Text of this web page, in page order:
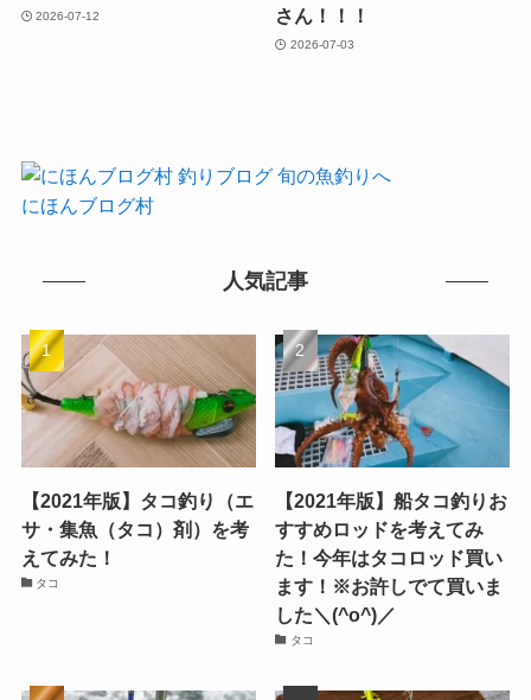
2026-07-12
さん！！！
2026-07-03
にほんブログ村
人気記事
【2021年版】タコ釣り（エ
サ・集魚（タコ）剤）を考
えてみた！
タコ
【2021年版】船タコ釣りお
すすめロッドを考えてみ
た！今年はタコロッド買い
ます！※お許しでて買いま
した＼(^o^)／
タコ